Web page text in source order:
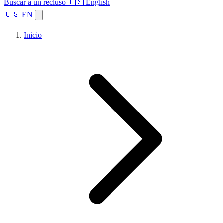
Buscar a un recluso 🇺🇸 English
🇺🇸 EN
Inicio